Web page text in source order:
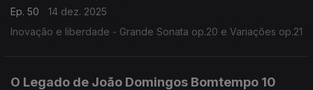
Ep. 50
14 dez. 2025
Inovação e liberdade - Grande Sonata op.20 e Variações op.21
O Legado de João Domingos Bomtempo 10